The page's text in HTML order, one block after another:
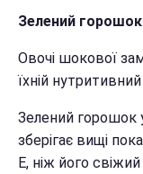
Зелений
Овочі шокової
їхній
Зелений горошок
зберігає вищі
Е, ніж його свіжий